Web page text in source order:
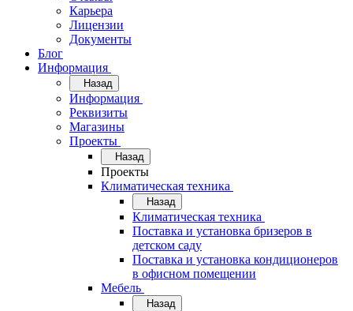
Карьера
Лицензии
Документы
Блог
Информация
Назад
Информация
Реквизиты
Магазины
Проекты
Назад
Проекты
Климатическая техника
Назад
Климатическая техника
Поставка и установка бризеров в
детском саду
Поставка и установка кондиционеров
в офисном помещении
Мебель
Назад